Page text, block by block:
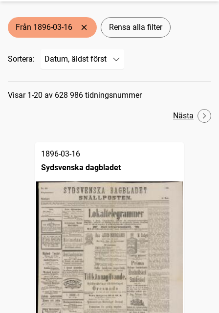
Från 1896-03-16 Rensa alla filter
Sortera:
Sökresultat
Visar 1-20 av 628 986 tidningsnummer
Nästa
1896-03-16
Sydsvenska dagbladet